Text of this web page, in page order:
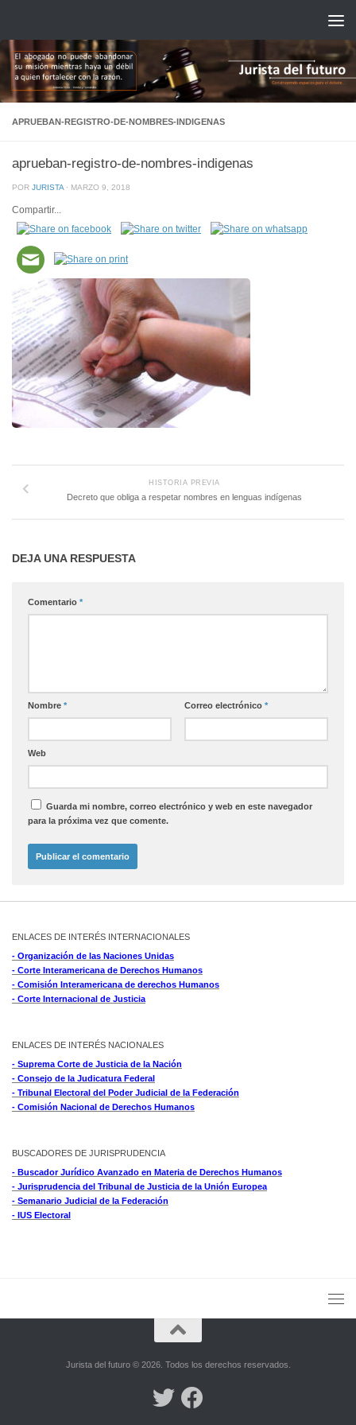
APRUEBAN-REGISTRO-DE-NOMBRES-INDIGENAS
aprueban-registro-de-nombres-indigenas
POR JURISTA · MARZO 9, 2018
Compartir...
HISTORIA PREVIA
Decreto que obliga a respetar nombres en lenguas indígenas
DEJA UNA RESPUESTA
Comentario *
Nombre * Correo electrónico *
Web
Guarda mi nombre, correo electrónico y web en este navegador
para la próxima vez que comente.
ENLACES DE INTERÉS INTERNACIONALES
- Organización de las Naciones Unidas
- Corte Interamericana de Derechos Humanos
- Comisión Interamericana de derechos Humanos
- Corte Internacional de Justicia
ENLACES DE INTERÉS NACIONALES
- Suprema Corte de Justicia de la Nación
- Consejo de la Judicatura Federal
- Tribunal Electoral del Poder Judicial de la Federación
- Comisión Nacional de Derechos Humanos
BUSCADORES DE JURISPRUDENCIA
- Buscador Jurídico Avanzado en Materia de Derechos Humanos
- Jurisprudencia del Tribunal de Justicia de la Unión Europea
- Semanario Judicial de la Federación
- IUS Electoral
Jurista del futuro © 2026. Todos los derechos reservados.